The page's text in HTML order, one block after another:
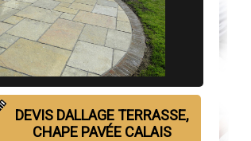
DEVIS DALLAGE TERRASSE,
CHAPE PAVÉE CALAIS